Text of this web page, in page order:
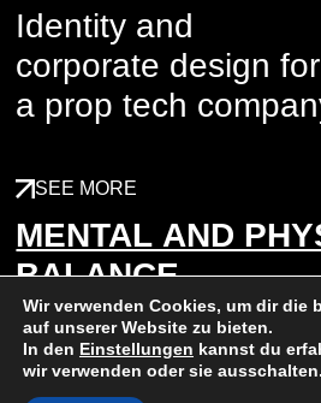
Identity and
corporate design for
a prop tech
MENTAL AND
BALANCE
Communication
Casa Andrea
SEE MORE
Wir verwenden Cookies, um dir die
auf unserer Website zu bieten.
In den Einstellungen kannst du
wir verwenden oder sie ausschalten.